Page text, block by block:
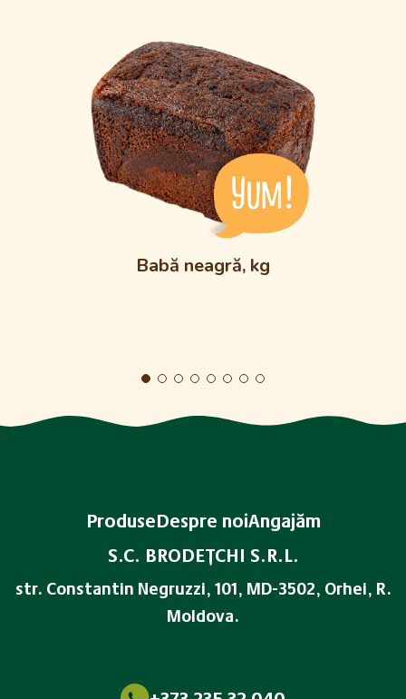
Babă neagră, kg
ProduseDespre noiAngajăm
S.C. BRODEŢCHI S.R.L.
str. Constantin Negruzzi, 101, MD-3502, Orhei, R.
Moldova.